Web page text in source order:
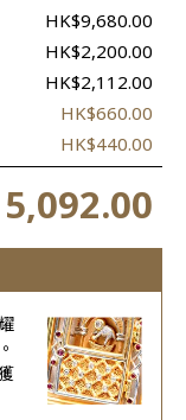
HK$9,680.00
HK$2,200.00
HK$2,112.00
HK$660.00
HK$440.00